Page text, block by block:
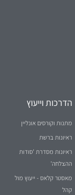
הדרכות וייעוץ
מתנות וקורסים אונליין
ראיונות ברשת
ראיונות מסדרת 'סודות
ההצלחה'
מאסטר קלאס - ייעוץ מול
קהל